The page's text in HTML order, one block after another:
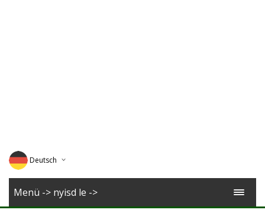
Deutsch
English
Menü -> nyisd le ->